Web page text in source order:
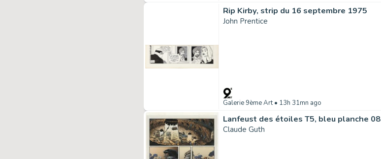
Rip Kirby, strip du 16 septembre 1975
John Prentice
Galerie 9ème Art• 13h 31mn ago
Lanfeust des étoiles T5, bleu planche 08
Claude Guth